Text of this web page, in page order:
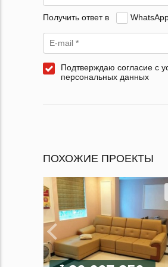
Получить ответ в
Подтверждаю согласие с
персональных данных
ПОХОЖИЕ ПРОЕКТЫ